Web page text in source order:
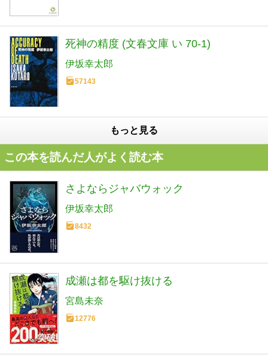
死神の精度 (文春文庫 い 70-1)
伊坂幸太郎
57143
もっと見る
この本を読んだ人がよく読む本
さよならジャバウォック
伊坂幸太郎
8432
成瀬は都を駆け抜ける
宮島未奈
12776